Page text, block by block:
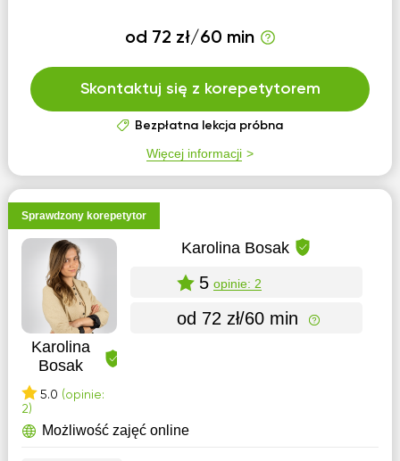
od 72 zł/60 min
Skontaktuj się z korepetytorem
Bezpłatna lekcja próbna
Więcej informacji
Sprawdzony korepetytor
Karolina
Bosak
5.0 (opinie:
2)
Karolina Bosak
5 opinie: 2
od 72 zł/60 min
Możliwość zajęć online